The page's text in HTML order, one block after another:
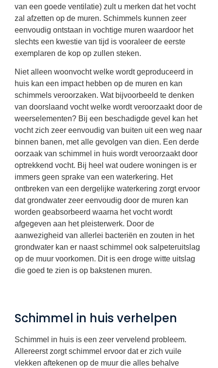
van een goede ventilatie) zult u merken dat het vocht
zal afzetten op de muren. Schimmels kunnen zeer
eenvoudig ontstaan in vochtige muren waardoor het
slechts een kwestie van tijd is vooraleer de eerste
exemplaren de kop op zullen steken.
Niet alleen woonvocht welke wordt geproduceerd in
huis kan een impact hebben op de muren en kan
schimmels veroorzaken. Wat bijvoorbeeld te denken
van doorslaand vocht welke wordt veroorzaakt door de
weerselementen? Bij een beschadigde gevel kan het
vocht zich zeer eenvoudig van buiten uit een weg naar
binnen banen, met alle gevolgen van dien. Een derde
oorzaak van schimmel in huis wordt veroorzaakt door
optrekkend vocht. Bij heel wat oudere woningen is er
immers geen sprake van een waterkering. Het
ontbreken van een dergelijke waterkering zorgt ervoor
dat grondwater zeer eenvoudig door de muren kan
worden geabsorbeerd waarna het vocht wordt
afgegeven aan het pleisterwerk. Door de
aanwezigheid van allerlei bacteriën en zouten in het
grondwater kan er naast schimmel ook salpeteruitslag
op de muur voorkomen. Dit is een droge witte uitslag
die goed te zien is op bakstenen muren.
Schimmel in huis verhelpen
Schimmel in huis is een zeer vervelend probleem.
Allereerst zorgt schimmel ervoor dat er zich vuile
vlekken aftekenen op de muur die alles behalve